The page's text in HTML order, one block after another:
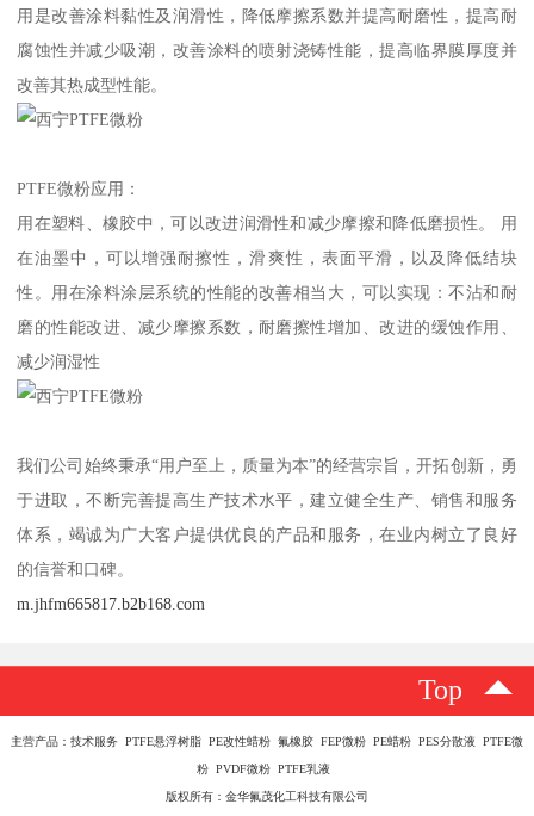
用是改善涂料黏性及润滑性，降低摩擦系数并提高耐磨性，提高耐
腐蚀性并减少吸潮，改善涂料的喷射浇铸性能，提高临界膜厚度并
改善其热成型性能。
PTFE微粉应用：
用在塑料、橡胶中，可以改进润滑性和减少摩擦和降低磨损性。 用
在油墨中，可以增强耐擦性，滑爽性，表面平滑，以及降低结块
性。用在涂料涂层系统的性能的改善相当大，可以实现：不沾和耐
磨的性能改进、减少摩擦系数，耐磨擦性增加、改进的缓蚀作用、
减少润湿性
我们公司始终秉承“用户至上，质量为本”的经营宗旨，开拓创新，勇
于进取，不断完善提高生产技术水平，建立健全生产、销售和服务
体系，竭诚为广大客户提供优良的产品和服务，在业内树立了良好
的信誉和口碑。
m.jhfm665817.b2b168.com
Top
主营产品：技术服务 PTFE悬浮树脂 PE改性蜡粉 氟橡胶 FEP微粉 PE蜡粉 PES分散液 PTFE微
粉 PVDF微粉 PTFE乳液
版权所有：金华氟茂化工科技有限公司